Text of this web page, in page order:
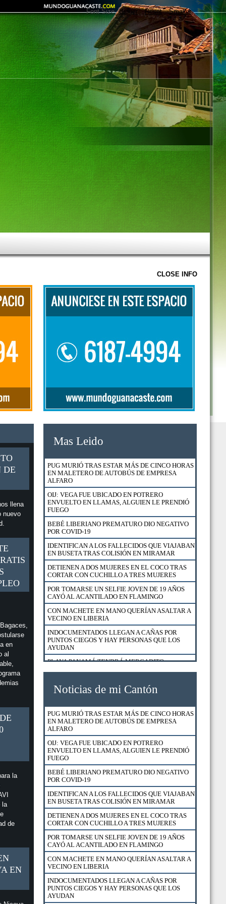
Font Size Bigger Reset Smaller
CLOSE INFO
DE
llena
nuevo
en
al
la
la
de
EN
Mas Leido
PUG MURIÓ TRAS ESTAR MÁS DE CINCO HORAS
EN MALETERO DE AUTOBÚS DE EMPRESA
ALFARO
OIJ: VEGA FUE UBICADO EN POTRERO
ENVUELTO EN LLAMAS, ALGUIEN LE PRENDIÓ
FUEGO
BEBÉ LIBERIANO PREMATURO DIO NEGATIVO
POR COVID-19
IDENTIFICAN A LOS FALLECIDOS QUE VIAJABAN
EN BUSETA TRAS COLISIÓN EN MIRAMAR
DETIENEN A DOS MUJERES EN EL COCO TRAS
CORTAR CON CUCHILLO A TRES MUJERES
POR TOMARSE UN SELFIE JOVEN DE 19 AÑOS
CAYÓ AL ACANTILADO EN FLAMINGO
CON MACHETE EN MANO QUERÍAN ASALTAR A
VECINO EN LIBERIA
INDOCUMENTADOS LLEGAN A CAÑAS POR
PUNTOS CIEGOS Y HAY PERSONAS QUE LOS
AYUDAN
PLAYA PANAMÁ TENDRÁ MERCADITO
ANIVERSARIO DE SU PROGRAMA DE
HOTEL RIU REABRIÓ SUS PUERTAS CON 17
NUEVOS PROTOCOLOS Y SEGURO MÉDICO
PARA HUÉSPEDES
ESTABAN EN CUARTERÍA Y FUERON
SORPRENDIDOS POR POLICÍA DE MIGRACIÓN
FUERZA PÚBLICA RESCATÓ A 23 GALLOS DE
NICOYA
DETIENEN A HOMBRE Y MUJER EN BARRIO
ESQUIPULAS EN SANTA CRUZ
EXTRANJEROS EN CONDICIÓN DE TURISTAS
PODRÁN UTILIZAR SU LICENCIA DE CONDUCIR
HASTA EL 18 DE AGOSTO
¿CÓMO APLICAR PARA UN FINANCIAMIENTO DE
VIVIENDA CON BONO EN EL BANCO NACIONAL?
DETIENEN A VENDEDOR DE DROGA AL
MENUDEO EN CURIME NICOYA
CAZADOR DETENIDO CON CARNE DE LA
ESPECIE VENADO COLA BLANCA EN SECTOR
MURCIÉLAGO DEL ACG
Noticias de mi Cantón
PUG MURIÓ TRAS ESTAR MÁS DE CINCO HORAS
EN MALETERO DE AUTOBÚS DE EMPRESA
ALFARO
OIJ: VEGA FUE UBICADO EN POTRERO
ENVUELTO EN LLAMAS, ALGUIEN LE PRENDIÓ
FUEGO
BEBÉ LIBERIANO PREMATURO DIO NEGATIVO
POR COVID-19
IDENTIFICAN A LOS FALLECIDOS QUE VIAJABAN
EN BUSETA TRAS COLISIÓN EN MIRAMAR
DETIENEN A DOS MUJERES EN EL COCO TRAS
CORTAR CON CUCHILLO A TRES MUJERES
POR TOMARSE UN SELFIE JOVEN DE 19 AÑOS
CAYÓ AL ACANTILADO EN FLAMINGO
CON MACHETE EN MANO QUERÍAN ASALTAR A
VECINO EN LIBERIA
INDOCUMENTADOS LLEGAN A CAÑAS POR
PUNTOS CIEGOS Y HAY PERSONAS QUE LOS
AYUDAN